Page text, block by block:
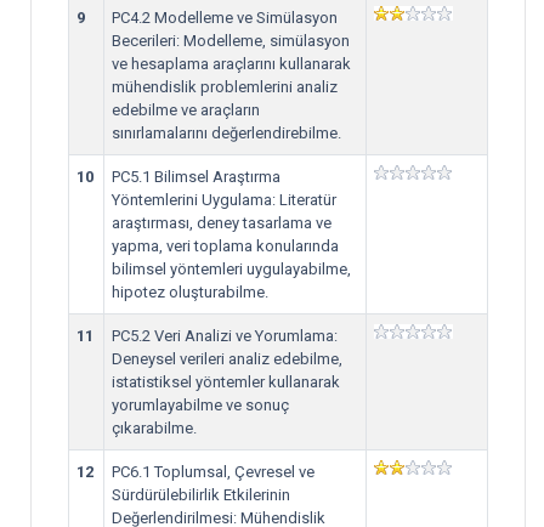
9
PC4.2 Modelleme ve Simülasyon
Becerileri: Modelleme, simülasyon
ve hesaplama araçlarını kullanarak
mühendislik problemlerini analiz
edebilme ve araçların
sınırlamalarını değerlendirebilme.
10
PC5.1 Bilimsel Araştırma
Yöntemlerini Uygulama: Literatür
araştırması, deney tasarlama ve
yapma, veri toplama konularında
bilimsel yöntemleri uygulayabilme,
hipotez oluşturabilme.
11
PC5.2 Veri Analizi ve Yorumlama:
Deneysel verileri analiz edebilme,
istatistiksel yöntemler kullanarak
yorumlayabilme ve sonuç
çıkarabilme.
12
PC6.1 Toplumsal, Çevresel ve
Sürdürülebilirlik Etkilerinin
Değerlendirilmesi: Mühendislik